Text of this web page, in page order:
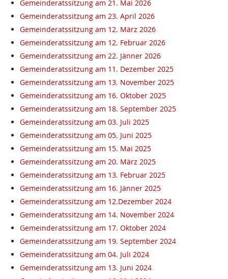
Gemeinderatssitzung am 21. Mai 2026
Gemeinderatssitzung am 23. April 2026
Gemeinderatssitzung am 12. März 2026
Gemeinderatssitzung am 12. Februar 2026
Gemeinderatssitzung am 22. Jänner 2026
Gemeinderatssitzung am 11. Dezember 2025
Gemeinderatssitzung am 13. November 2025
Gemeinderatssitzung am 16. Oktober 2025
Gemeinderatssitzung am 18. September 2025
Gemeinderatssitzung am 03. Juli 2025
Gemeinderatssitzung am 05. Juni 2025
Gemeinderatssitzung am 15. Mai 2025
Gemeinderatssitzung am 20. März 2025
Gemeinderatssitzung am 13. Februar 2025
Gemeinderatssitzung am 16. Jänner 2025
Gemeinderatssitzung am 12.Dezember 2024
Gemeinderatssitzung am 14. November 2024
Gemeinderatssitzung am 17. Oktober 2024
Gemeinderatssitzung am 19. September 2024
Gemeinderatssitzung am 04. Juli 2024
Gemeinderatssitzung am 13. Juni 2024